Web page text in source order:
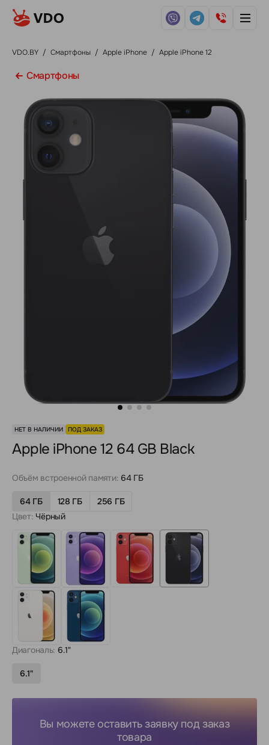
VDO.BY / Смартфоны / Apple iPhone / Apple iPhone 12
Смартфоны
НЕТ В НАЛИЧИИ ПОД ЗАКАЗ
Apple iPhone 12 64 GB Black
Объём встроенной памяти: 64 ГБ
64 ГБ 128 ГБ
256 ГБ
Цвет: Чёрный
Диагональ: 6.1"
6.1"
Вы можете оставить заявку под заказ
товара